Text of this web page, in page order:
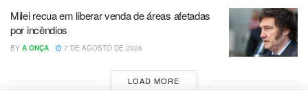
Milei recua em liberar venda de áreas afetadas
por incêndios
BY A ONÇA 7 DE AGOSTO DE 2026
LOAD MORE